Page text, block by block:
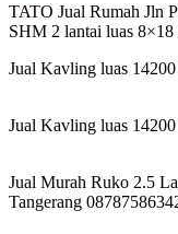
TATO Jual Rumah Jln
SHM 2 lantai luas
Jual Kavling luas
Jual Kavling luas
Jual Murah Ruko 2.5
Tangerang